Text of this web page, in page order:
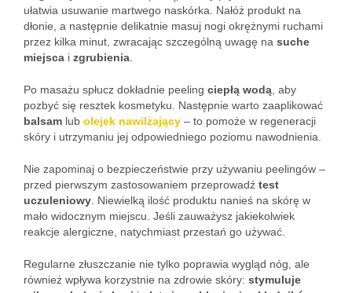
ułatwia usuwanie martwego naskórka. Nałóż produkt na
dłonie, a następnie delikatnie masuj nogi okrężnymi ruchami
przez kilka minut, zwracając szczególną uwagę na suche
miejsca i zgrubienia
Po masażu spłucz dokładnie peeling ciepłą wodą , aby
pozbyć się resztek kosmetyku. Następnie warto zaaplikować
balsam lub olejek nawilżający – to pomoże w regeneracji
skóry i utrzymaniu jej odpowiedniego poziomu nawodnienia.
Nie zapominaj o bezpieczeństwie przy używaniu peelingów –
przed pierwszym zastosowaniem przeprowadź test
uczuleniowy . Niewielką ilość produktu nanieś na skórę w
mało widocznym miejscu. Jeśli zauważysz jakiekolwiek
reakcje alergiczne, natychmiast przestań go używać.
Regularne złuszczanie nie tylko poprawia wygląd nóg, ale
również wpływa korzystnie na zdrowie skóry: stymuluje